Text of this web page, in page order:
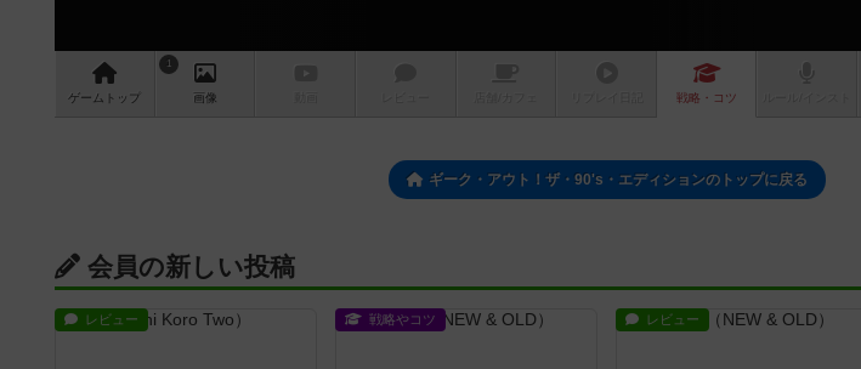
ゲーム トップ
1
画像 戦略 ・コツ
ギーク・アウト！ザ・90's・エディションのトップに戻る
会員の新しい投稿
レビュー 戦略やコツ レビュー